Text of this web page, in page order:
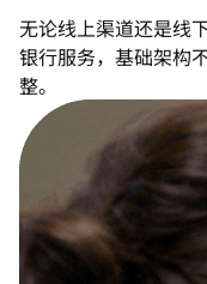
无论线上渠道还是线
银行服务，基础架构
整。